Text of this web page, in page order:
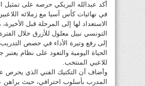
أكد عبدالله البريكي حرصه على تمثيل
في نهائيات كأس آسيا مع زملائه
الاستعداد لها إلى المرحلة قبل الأخيرة،
التونسي نبيل معلول للأزرق خلال
إلى رفع وتيرة الأداء في حصص
الحياة اليومية والتعود على نظام يعتبر
للاعبي المنتخب.
وأضاف أن التكتيك الفني الذي يحرص
المدرب بأسلوب احترافي، حيث يراهن